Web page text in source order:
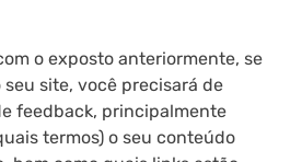
o exposto anteriormente, se
site, você precisará de
feedback, principalmente
termos) o seu conteúdo